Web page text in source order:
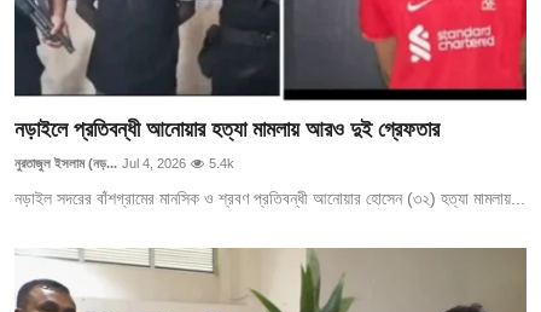
নড়াইলে প্রতিবন্ধী আনোয়ার হত্যা মামলায় আরও দুই গ্রেফতার
নুরতাজুল ইসলাম (নড়... Jul 4, 2026 5.4k
নড়াইল সদরের বাঁশগ্রামের মানসিক ও শ্রবণ প্রতিবন্ধী আনোয়ার হোসেন (৩২) হত্যা মামলায়...